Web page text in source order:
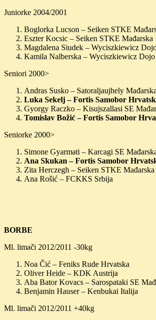
Juniorke 2004/2001
Boglorka Lucson – Seiken STKE
Eszter Kocsic – Seiken STKE Mađarska
Magdalena Siudek – Wyciszkiewicz
Kamila Nalberska – Wyciszkiewicz Dojo
Seniori 2000>
Andras Susko – Satoraljaujhely Mađarska
Luka Sekelj – Fortis Samobor
Gyorgy Raczko – Kisujszallasi SE
Tomislav Božić – Fortis Samobor
Seniorke 2000>
Simone Gyarmati – Karcagi SE
Ana Skukan – Fortis Samobor
Zita Herczegh – Seiken STKE Mađarska
Ana Rošić – FCKKS Srbija
BORBE
Ml. limači 2012/2011 -30kg
Noa Čić – Feniks Rude Hrvatska
Oliver Heide – KDK Austrija
Aba Bator Kovacs – Sarospataki SE
Benjamin Hauser – Kenbukai Italija
Ml. limači 2012/2011 +40kg